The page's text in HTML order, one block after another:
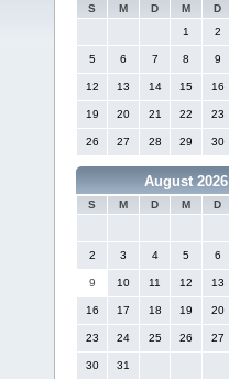
S M D M D
1
2
5 6 7 8 9
12 13 14 15 16
19 20 21 22 23
26 27 28 29 30
August 2026
S M D M D
2 3 4 5 6
9 10 11 12 13
16 17 18 19 20
23 24 25 26 27
30 31